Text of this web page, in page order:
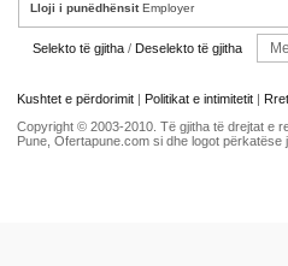
Lloji i punëdhënsitEmployer
Selekto të gjitha / Deselekto të gjitha
Kushtet e përdorimit | Politikat e intimitetit |
Copyright © 2003-2010. Të gjitha të drejtat e
Pune, Ofertapune.com si dhe logot përkatëse